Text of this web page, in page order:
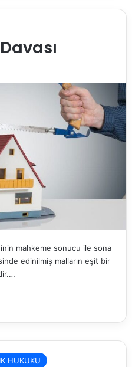
mahkeme sonucu ile sona
edinilmiş malların eşit bir
HUKUKU